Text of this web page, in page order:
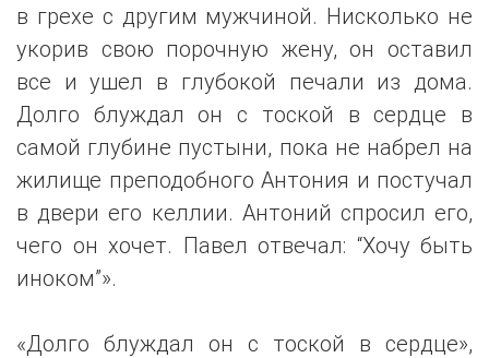
в грехе с другим мужчиной. Нисколько не
укорив свою порочную жену, он оставил
все и ушел в глубокой печали из дома.
Долго блуждал он с тоской в сердце в
самой глубине пустыни, пока не набрел на
жилище преподобного Антония и постучал
в двери его келлии. Антоний спросил его,
чего он хочет. Павел отвечал: “Хочу быть
иноком”».
«Долго блуждал он с тоской в сердце»,